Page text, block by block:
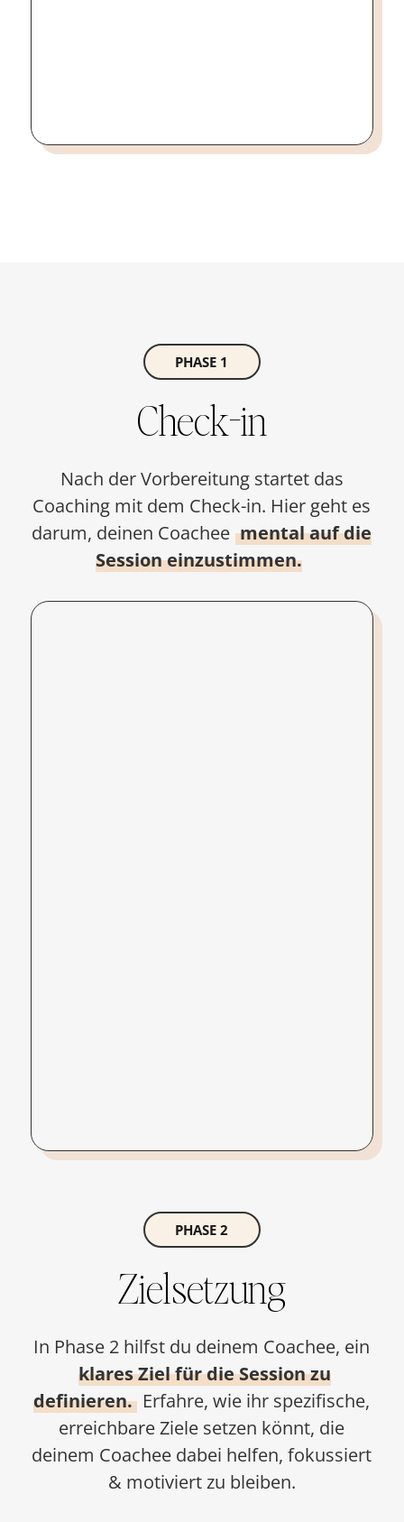
PHASE 1
Check-in
Nach der Vorbereitung startet das
Coaching mit dem Check-in. Hier geht es
darum, deinen Coachee mental auf die
Session einzustimmen.
PHASE 2
Zielsetzung
In Phase 2 hilfst du deinem Coachee, ein
klares Ziel für die Session zu
definieren. Erfahre, wie ihr spezifische,
erreichbare Ziele setzen könnt, die
deinem Coachee dabei helfen, fokussiert
& motiviert zu bleiben.